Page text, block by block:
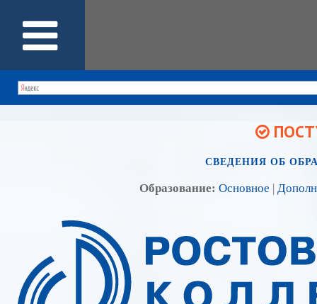
СВЕДЕНИЯ ОБ
Образование: Основное |